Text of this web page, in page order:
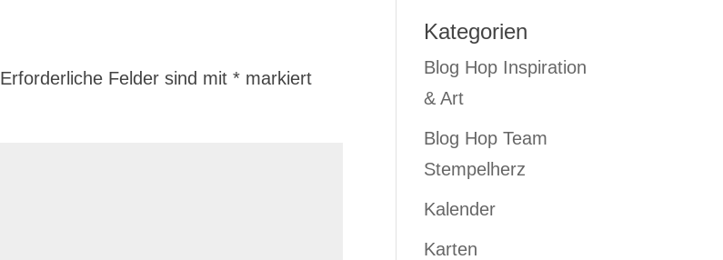
Erforderliche Felder sind mit* markiert
Kategorien
Blog Hop Inspiration
& Art
Blog Hop Team
Stempelherz
Kalender
Karten